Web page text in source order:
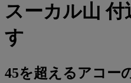
スーカル山
す
45を超えるアコー